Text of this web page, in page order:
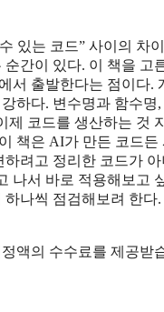
있는 코드” 사이의
간이 있다. 이 책을
서 출발한다는 점이
하다. 변수명과 함수
코드를 생산하는
책은 AI가 만든 코드
려고 정리한 코드가
나서 바로 적용해보고
나씩 점검해보려 한
액의 수수료를 제공받